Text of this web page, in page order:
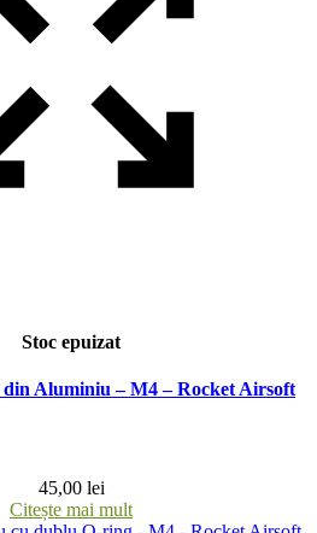
Stoc epuizat
Aluminiu – M4 – Rocket Airsoft
45,00 lei
Citește mai mult